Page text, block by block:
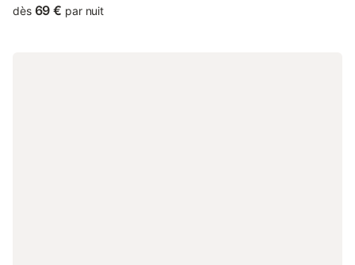
dès 69 € par nuit